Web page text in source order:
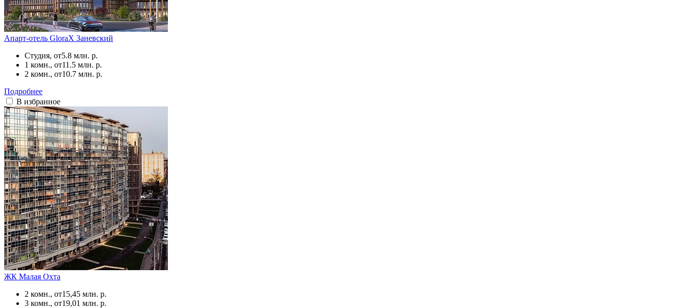
Апарт-отель GloraX Заневский
Студия, от5.8 млн. р.
1 комн., от11.5 млн. р.
2 комн., от10.7 млн. р.
Подробнее
В избранное
ЖК Малая Охта
2 комн., от15,45 млн. р.
3 комн., от19,01 млн. р.